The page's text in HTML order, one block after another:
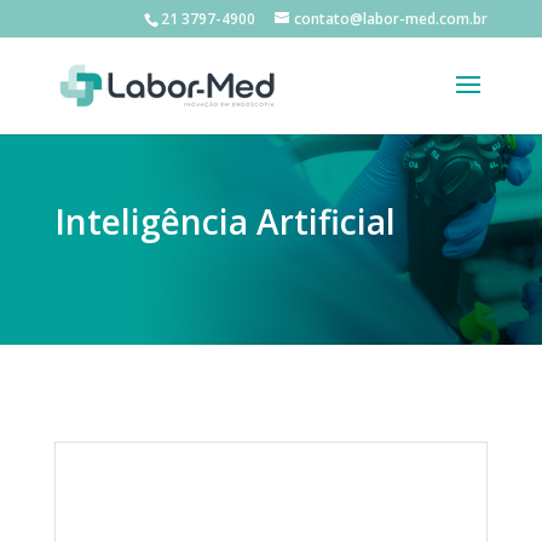
21 3797-4900 contato@labor-med.com.br
Inteligência Artificial